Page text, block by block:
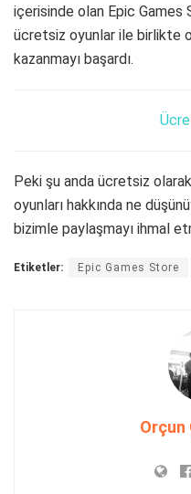
içerisinde olan Epic Games
ücretsiz oyunlar ile birlikte
kazanmayı başardı.
Peki şu anda ücretsiz
oyunları hakkında ne
bizimle paylaşmayı ihmal
Etiketler: Epic Games Store
Orçun